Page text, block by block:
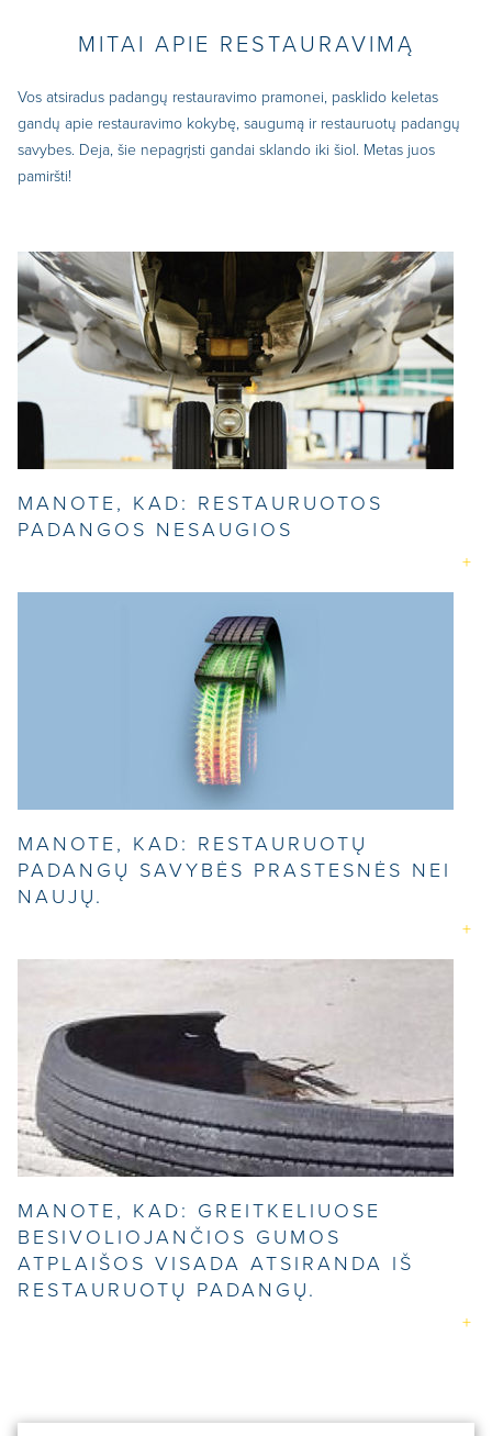
MITAI APIE RESTAURAVIMĄ
Vos atsiradus padangų restauravimo pramonei, pasklido keletas
gandų apie restauravimo kokybę, saugumą ir restauruotų padangų
savybes. Deja, šie nepagrįsti gandai sklando iki šiol. Metas juos
pamiršti!
MANOTE, KAD: RESTAURUOTOS
PADANGOS NESAUGIOS
MANOTE, KAD: RESTAURUOTŲ
PADANGŲ SAVYBĖS PRASTESNĖS NEI
NAUJŲ.
MANOTE, KAD: GREITKELIUOSE
BESIVOLIOJANČIOS GUMOS
ATPLAIŠOS VISADA ATSIRANDA IŠ
RESTAURUOTŲ PADANGŲ.